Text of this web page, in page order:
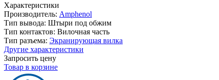
Характеристики
Производитель: Amphenol
Тип вывода: Штыри под обжим
Тип контактов: Вилочная часть
Тип разъема: Экранирующая вилка
Другие характеристики
Запросить цену
Товар в корзине